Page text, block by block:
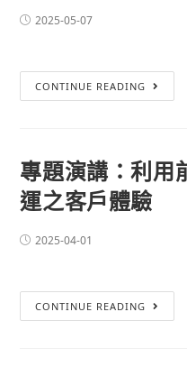
2025-05-07
CONTINUE READING
專題演講：利用
運之客戶體驗
2025-04-01
CONTINUE READING